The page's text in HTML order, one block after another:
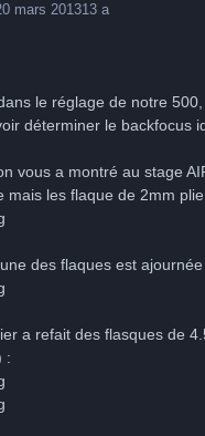
mars 201313 a
le réglage de notre
déterminer le backfocus
vous a montré au stage
mais les flaque de 2mm
des flaques est
a refait des flasques de
: